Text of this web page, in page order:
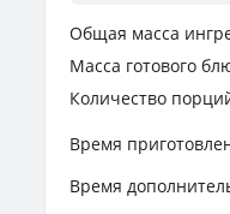
Общая масса
Масса готового
Количество
Время
Время